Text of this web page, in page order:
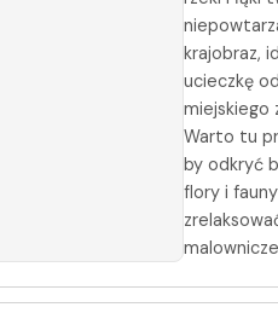
krajobraz,
ucieczkę
miejskiego
Warto tu
by odkryć
flory i